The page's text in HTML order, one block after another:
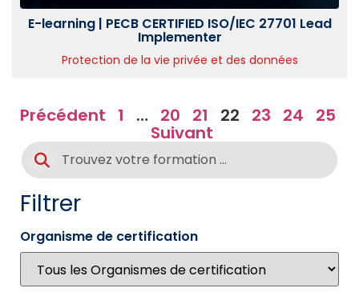
E-learning | PECB CERTIFIED ISO/IEC 27701 Lead
Implementer
Protection de la vie privée et des données
Précédent 1 … 20 21 22 23 24 25
Suivant
Filtrer
Organisme de certification